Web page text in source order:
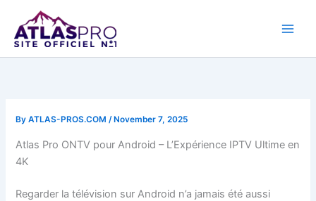
content
ByATLAS-PROS.COM/ November 7, 2025
Atlas Pro ONTV pour Android – L’Expérience IPTV Ultime en
4K
Regarder la télévision sur Android n’a jamais été aussi